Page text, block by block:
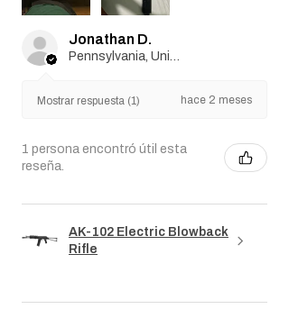
Jonathan D.
Pennsylvania, United States
Mostrar respuesta (1) hace 2 meses
1 persona encontró útil esta
reseña.
AK-102 Electric Blowback
Rifle